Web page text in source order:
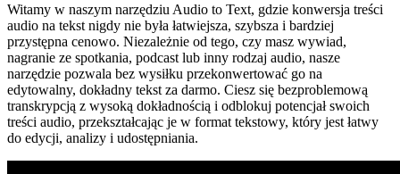
Witamy w naszym narzędziu Audio to Text, gdzie konwersja treści
audio na tekst nigdy nie była łatwiejsza, szybsza i bardziej
przystępna cenowo. Niezależnie od tego, czy masz wywiad,
nagranie ze spotkania, podcast lub inny rodzaj audio, nasze
narzędzie pozwala bez wysiłku przekonwertować go na
edytowalny, dokładny tekst za darmo. Ciesz się bezproblemową
transkrypcją z wysoką dokładnością i odblokuj potencjał swoich
treści audio, przekształcając je w format tekstowy, który jest łatwy
do edycji, analizy i udostępniania.